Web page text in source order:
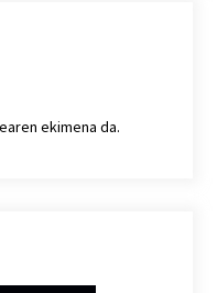
ekimena da.